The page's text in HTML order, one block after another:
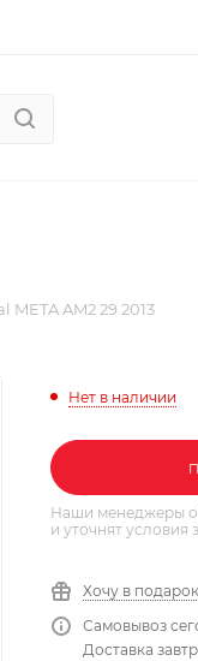
AM2 29 2013
Нет в наличии
Наши менеджеры
и уточнят условия
Хочу в подарок
Самовывоз
Доставка